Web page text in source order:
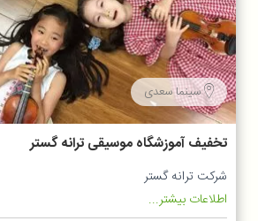
سینما سعدی
تخفیف آموزشگاه موسیقی ترانه گستر
شرکت ترانه گستر
اطلاعات بیشتر...